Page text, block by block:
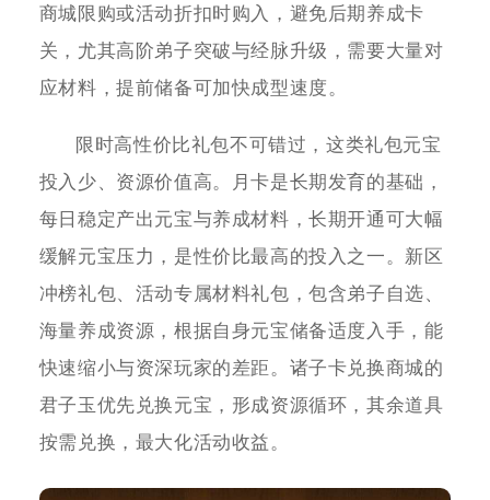
商城限购或活动折扣时购入，避免后期养成卡
关，尤其高阶弟子突破与经脉升级，需要大量对
应材料，提前储备可加快成型速度。
限时高性价比礼包不可错过，这类礼包元宝
投入少、资源价值高。月卡是长期发育的基础，
每日稳定产出元宝与养成材料，长期开通可大幅
缓解元宝压力，是性价比最高的投入之一。新区
冲榜礼包、活动专属材料礼包，包含弟子自选、
海量养成资源，根据自身元宝储备适度入手，能
快速缩小与资深玩家的差距。诸子卡兑换商城的
君子玉优先兑换元宝，形成资源循环，其余道具
按需兑换，最大化活动收益。